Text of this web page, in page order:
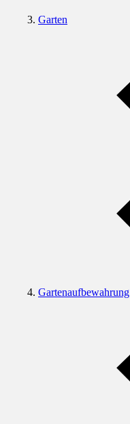
Garten
Gartenaufbewahrung